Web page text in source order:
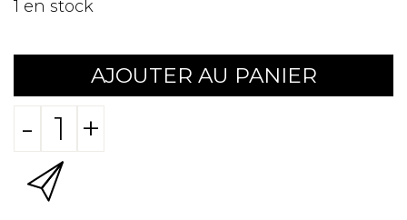
1 en stock
AJOUTER AU PANIER
- +